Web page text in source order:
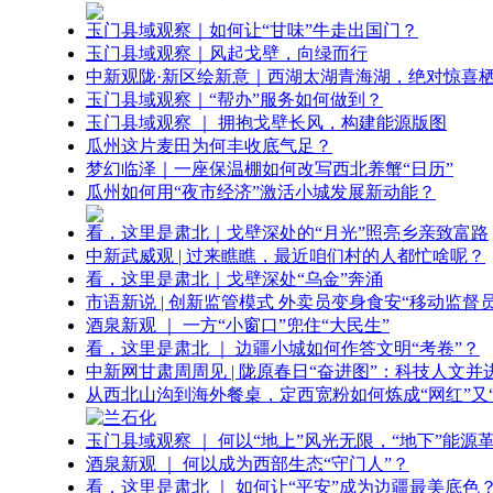
玉门县域观察｜如何让“甘味”牛走出国门？
玉门县域观察｜风起戈壁，向绿而行
中新观陇·新区绘新意｜西湖太湖青海湖，绝对惊喜
玉门县域观察｜“帮办”服务如何做到？
玉门县域观察 ｜ 拥抱戈壁长风，构建能源版图
瓜州这片麦田为何丰收底气足？
梦幻临泽｜一座保温棚如何改写西北养蟹“日历”
瓜州如何用“夜市经济”激活小城发展新动能？
看，这里是肃北｜戈壁深处的“月光”照亮乡亲致富路
中新武威观 | 过来瞧瞧，最近咱们村的人都忙啥呢？
看，这里是肃北｜戈壁深处“乌金”奔涌
市语新说 | 创新监管模式 外卖员变身食安“移动监督
酒泉新观 ｜ 一方“小窗口”兜住“大民生”
看，这里是肃北 ｜ 边疆小城如何作答文明“考卷”？
中新网甘肃周周见 | 陇原春日“奋进图”：科技人文并
从西北山沟到海外餐桌，定西宽粉如何炼成“网红”又
玉门县域观察 ｜ 何以“地上”风光无限，“地下”能源
酒泉新观 ｜ 何以成为西部生态“守门人”？
看，这里是肃北 ｜ 如何让“平安”成为边疆最美底色？